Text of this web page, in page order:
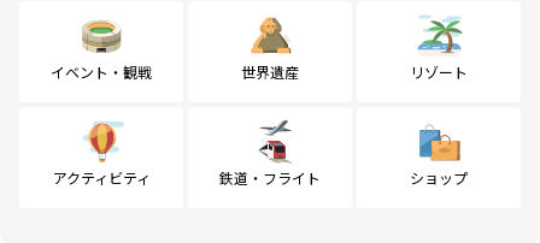
イベント・観戦 世界遺産 リゾート
アクティビティ 鉄道・フライト ショップ